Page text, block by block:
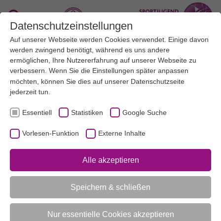
Zum Hauptinhalt springen
Suche
Menü
SPORTJUGEND NRW AKTUELL:
KINDER- UND JUGENDVERBANDSARBEIT
UNTERMENÜ
Kinder- und Jugendverbandsarbeit
Kinder- und Jugendarbeit im Sport: eine
doppelte Aufgabe
Datenschutzeinstellungen
Auf unserer Webseite werden Cookies verwendet. Einige davon
werden zwingend benötigt, während es uns andere
ermöglichen, Ihre Nutzererfahrung auf unserer Webseite zu
verbessern. Wenn Sie die Einstellungen später anpassen
möchten, können Sie dies auf unserer Datenschutzseite
jederzeit tun.
Essentiell Statistiken Google Suche
Vorlesen-Funktion Externe Inhalte
Alle akzeptieren
Speichern & schließen
Nur essentielle Cookies akzeptieren